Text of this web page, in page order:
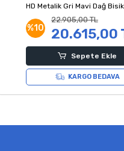
HD Metalik Gri Mavi Dağ
%10
22.905,00 TL
20.615,00
Sepete Ekle
KARGO BEDAVA